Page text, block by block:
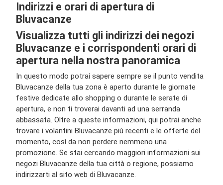
Indirizzi e orari di apertura di
Bluvacanze
Visualizza tutti gli indirizzi dei negozi
Bluvacanze e i corrispondenti orari di
apertura nella nostra panoramica
In questo modo potrai sapere sempre se il punto vendita
Bluvacanze della tua zona è aperto durante le giornate
festive dedicate allo shopping o durante le serate di
apertura, e non ti troverai davanti ad una serranda
abbassata. Oltre a queste informazioni, qui potrai anche
trovare i volantini Bluvacanze più recenti e le offerte del
momento, così da non perdere nemmeno una
promozione. Se stai cercando maggiori informazioni sui
negozi Bluvacanze della tua città o regione, possiamo
indirizzarti al sito web di Bluvacanze.